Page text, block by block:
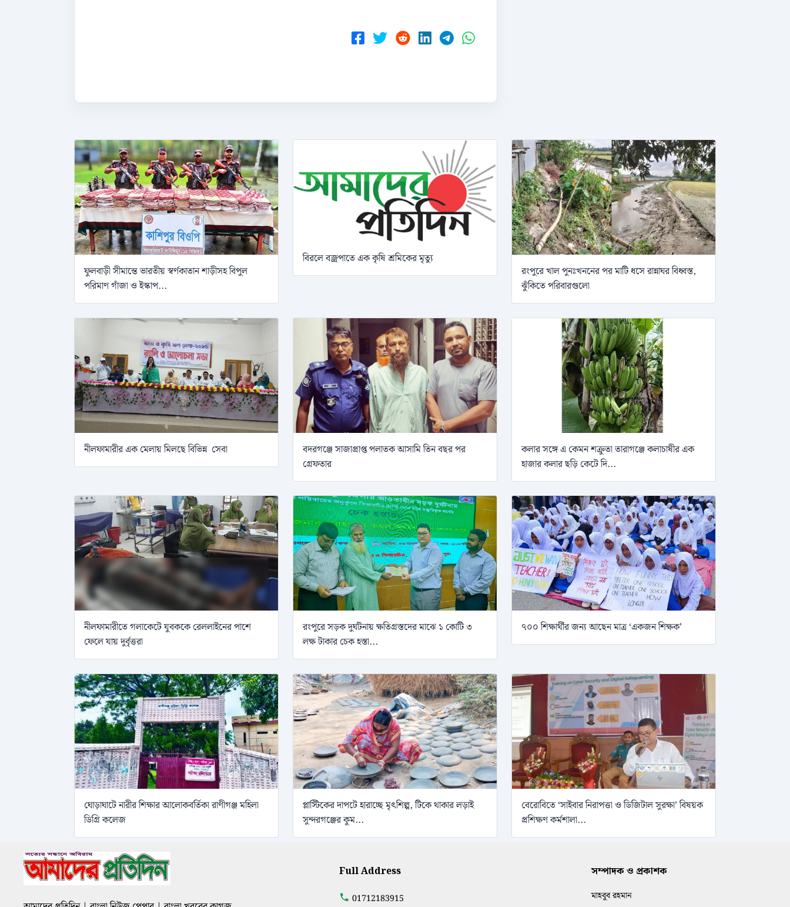
ফুলবাড়ী সীমান্তে ভারতীয় স্বর্ণকাতান শাড়ীসহ বিপুল
পরিমাণ গাঁজা ও ইস্কাপ...
বিরলে বজ্রপাতে এক কৃষি শ্রমিকের মৃত্যু
রংপুরে খাল পুনঃখননের পর মাটি ধসে রান্নাঘর বিধ্বস্ত,
ঝুঁকিতে পরিবারগুলো
নীলফামারীর এক মেলায় মিলছে বিভিন্ন সেবা
বদরগঞ্জে সাজাপ্রাপ্ত পলাতক আসামি তিন বছর পর
গ্রেফতার
কলার সঙ্গে এ কেমন শক্রুতা তারাগঞ্জে কলাচাষীর এক
হাজার কলার ছড়ি কেটে দি...
নীলফামারীতে গলাকেটে যুবককে রেললাইনের পাশে
ফেলে যায় দুর্বৃত্তরা
রংপুরে সড়ক দুর্ঘটনায় ক্ষতিগ্রস্তদের মাঝে ১ কোটি ৩
লক্ষ টাকার চেক হস্তা...
৭০০ শিক্ষার্থীর জন্য আছেন মাত্র ‘একজন শিক্ষক’
ঘোড়াঘাটে নারীর শিক্ষার আলোকবর্তিকা রাণীগঞ্জ মহিলা
ডিগ্রি কলেজ
প্লাস্টিকের দাপটে হারাচ্ছে মৃৎশিল্প, টিকে থাকার লড়াই
সুন্দরগঞ্জের কুম...
বেরোবিতে ‘সাইবার নিরাপত্তা ও ডিজিটাল সুরক্ষা’ বিষয়ক
প্রশিক্ষণ কর্মশালা...
Full Address
01712183915
সম্পাদক ও প্রকাশক
মাহবুব রহমান